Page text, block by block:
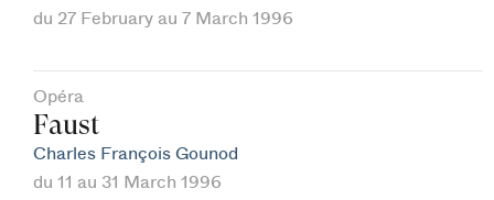
du 27 February au 7 March 1996
Opéra
Faust
Charles François Gounod
du 11 au 31 March 1996